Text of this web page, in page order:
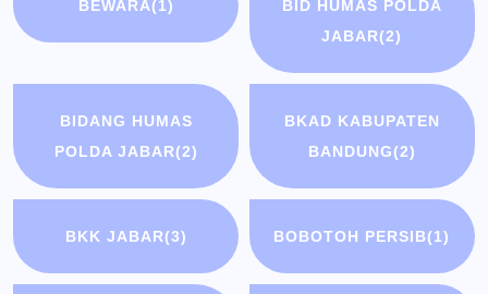
BEWARA(1)
BID HUMAS POLDA
JABAR(2)
BIDANG HUMAS
POLDA JABAR(2)
BKAD KABUPATEN
BANDUNG(2)
BKK JABAR(3) BOBOTOH PERSIB(1)